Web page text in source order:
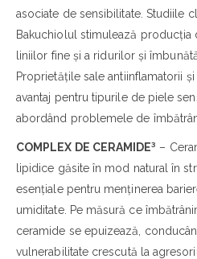
asociate de sensibilitate. Studiile
Bakuchiolul stimulează producția
liniilor fine și a ridurilor și
Proprietățile sale antiinflamatorii
avantaj pentru tipurile de piele
abordând problemele de
COMPLEX DE CERAMIDE³ –
lipidice găsite în mod natural în
esențiale pentru menținerea
umiditate. Pe măsură ce
ceramide se epuizează,
vulnerabilitate crescută la